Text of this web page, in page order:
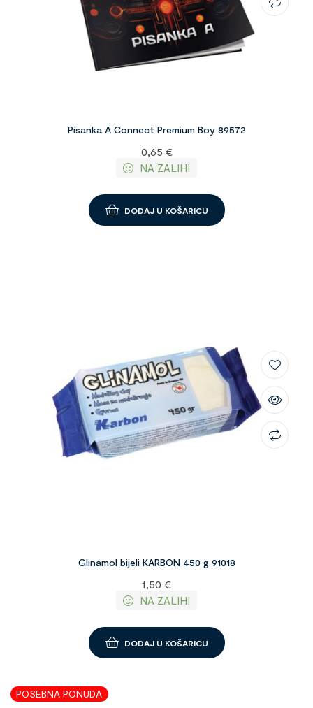
Pisanka A Connect Premium Boy 89572
0,65 €
NA ZALIHI
DODAJ U KOŠARICU
Glinamol bijeli KARBON 450 g 91018
1,50 €
NA ZALIHI
DODAJ U KOŠARICU
POSEBNA PONUDA